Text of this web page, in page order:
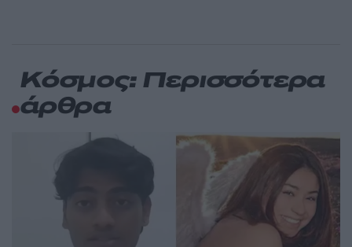
Κόσμος: Περισσότερα
άρθρα